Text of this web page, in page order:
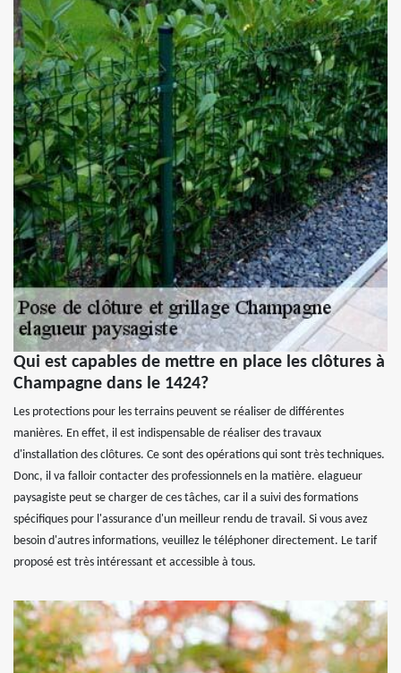
Qui est capables de mettre en place les clôtures à
Champagne dans le 1424?
Les protections pour les terrains peuvent se réaliser de différentes
manières. En effet, il est indispensable de réaliser des travaux
d'installation des clôtures. Ce sont des opérations qui sont très techniques.
Donc, il va falloir contacter des professionnels en la matière. elagueur
paysagiste peut se charger de ces tâches, car il a suivi des formations
spécifiques pour l'assurance d'un meilleur rendu de travail. Si vous avez
besoin d'autres informations, veuillez le téléphoner directement. Le tarif
proposé est très intéressant et accessible à tous.